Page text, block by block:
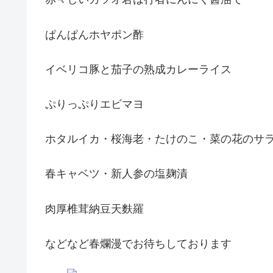
ぱんぱんホヤポン酢
イベリコ豚と茄子の熟成カレーライス
ぷりっぷりエビマヨ
ホタルイカ・桜海老・たけのこ・菜の花のサ
春キャベツ・新人参の塩麹漬
肉厚椎茸納豆天麩羅
などなど春爛漫でお待ちしております